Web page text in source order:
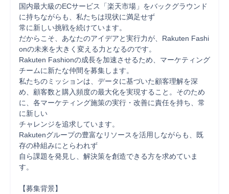
国内最大級のECサービス「楽天市場」をバックグラウンド
に持ちながらも、私たちは現状に満足せず
常に新しい挑戦を続けています。
だからこそ、あなたのアイデアと実行力が、Rakuten Fashi
onの未来を大きく変える力となるのです。
Rakuten Fashionの成長を加速させるため、マーケティング
チームに新たな仲間を募集します。
私たちのミッションは、データに基づいた顧客理解を深
め、顧客数と購入頻度の最大化を実現すること。そのため
に、各マーケティング施策の実行・改善に責任を持ち、常
に新しい
チャレンジを追求しています。
Rakutenグループの豊富なリソースを活用しながらも、既
存の枠組みにとらわれず
自ら課題を発見し、解決策を創造できる方を求めていま
す。
【募集背景】